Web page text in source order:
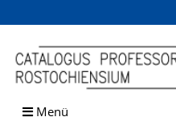
Browsen
direkt zum Inhalt
Menü